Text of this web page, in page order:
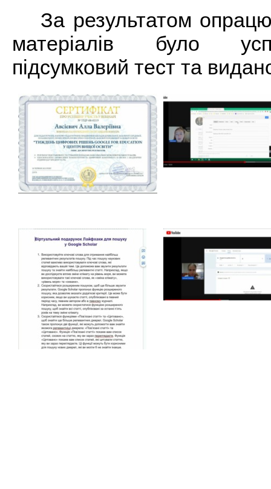
За результатом
матеріалів було
підсумковий тест та